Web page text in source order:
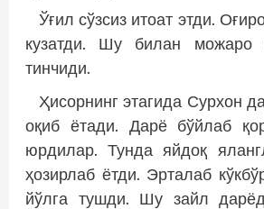
Ўғил сўзсиз итоат этди.
кузатди. Шу билан можаро
тинчиди.
Ҳисорнинг этагида Сурхон
оқиб ётади. Дарё бўйлаб
юрдилар. Тунда яйдоқ
ҳозирлаб ётди. Эрталаб
йўлга тушди. Шу зайл